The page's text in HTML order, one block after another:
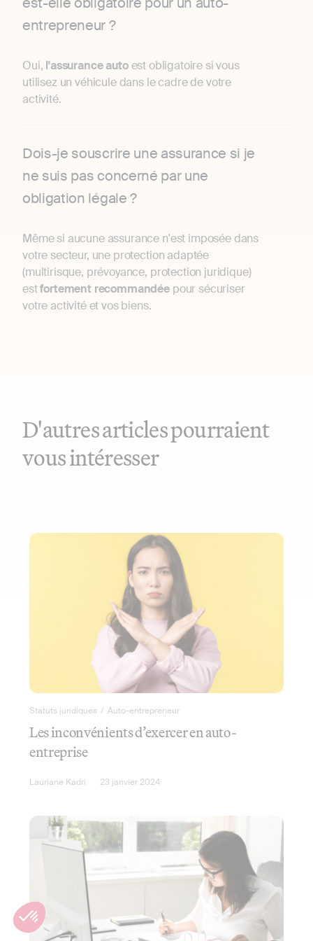
entrepreneur ?
Oui, l'assurance autoest obligatoire si vous
utilisez un véhicule dans le cadre de votre
activité.
Dois-je souscrire une assurance si je
ne suis pas concerné par une
obligation légale ?
Même si aucune assurance n'est imposée dans
votre secteur, une protection adaptée
(multirisque, prévoyance, protection juridique)
estfortement recommandée pour sécuriser
votre activité et vos biens.
D'autres articles pourraient
vous intéresser
Statuts juridiques / Auto-entrepreneur
Les inconvénients d’exercer en auto-
entreprise
Lauriane Kadri 23 janvier 2024